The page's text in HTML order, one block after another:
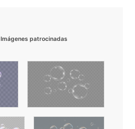
Imágenes patrocinadas